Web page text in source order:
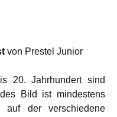
von Prestel Junior
20. Jahrhundert sind
Bild ist mindestens
auf der verschiedene